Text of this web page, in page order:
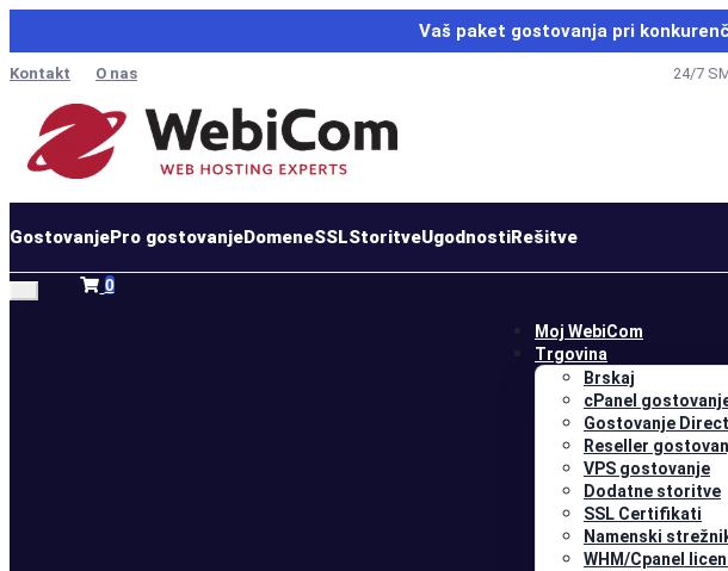
Vaš paket gostovanja pri
Kontakt O nas 24/7
GostovanjePro gostovanjeDomeneSSLStoritveUgodnostiRešitve
0Nakupovalna
košarica
Moj WebiCom
Trgovina
Brskaj
cPanel
Gostovanje
Reseller
VPS gostovanje
Dodatne storitve
SSL Certifikati
Namenski
WHM/Cpanel